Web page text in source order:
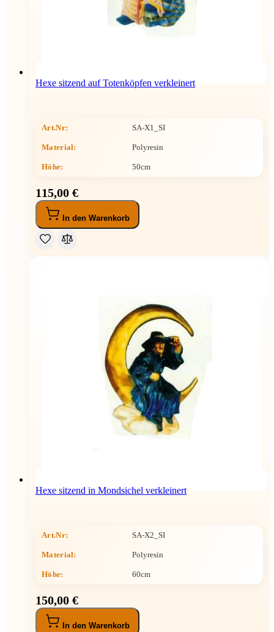
Hexe sitzend auf Totenköpfen verkleinert
Art.Nr: SA-X1_SI
Material: Polyresin
Höhe: 50cm
115,00 €
In den Warenkorb
Hexe sitzend in Mondsichel verkleinert
Art.Nr: SA-X2_SI
Material: Polyresin
Höhe: 60cm
150,00 €
In den Warenkorb